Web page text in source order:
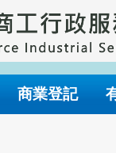
商業登記